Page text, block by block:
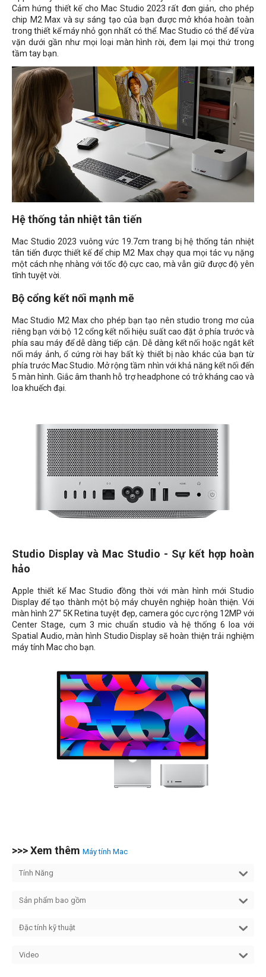
Cảm hứng thiết kế cho Mac Studio 2023 rất đơn giản, cho phép
chip M2 Max và sự sáng tạo của bạn được mở khóa hoàn toàn
trong thiết kế máy nhỏ gọn nhất có thể. Mac Studio có thể để vừa
vặn dưới gần như mọi loại màn hình rời, đem lại mọi thứ trong
tầm tay bạn.
Hệ thống tản nhiệt tân tiến
Mac Studio 2023 vuông vức 19.7cm trang bị hệ thống tản nhiệt
tân tiến được thiết kế để chip M2 Max chạy qua mọi tác vụ nặng
một cách nhẹ nhàng với tốc độ cực cao, mà vẫn giữ được độ yên
tĩnh tuyệt vời.
Bộ cổng kết nối mạnh mẽ
Mac Studio M2 Max cho phép bạn tạo nên studio trong mơ của
riêng bạn với bộ 12 cổng kết nối hiệu suất cao đặt ở phía trước và
phía sau máy để dễ dàng tiếp cận. Dễ dàng kết nối hoặc ngắt kết
nối máy ảnh, ổ cứng rời hay bất kỳ thiết bị nào khác của bạn từ
phía trước Mac Studio. Mở rộng tầm nhìn với khả năng kết nối đến
5 màn hình. Giắc âm thanh hỗ trợ headphone có trở kháng cao và
loa khuếch đại.
Studio Display và Mac Studio - Sự kết hợp hoàn
hảo
Apple thiết kế Mac Studio đồng thời với màn hình mới Studio
Display để tạo thành một bộ máy chuyên nghiệp hoàn thiện. Với
màn hình 27" 5K Retina tuyệt đẹp, camera góc cực rộng 12MP với
Center Stage, cụm 3 mic chuẩn studio và hệ thống 6 loa với
Spatial Audio, màn hình Studio Display sẽ hoàn thiện trải nghiệm
máy tính Mac cho bạn.
>>> Xem thêm Máy tính Mac
Tính Năng
Sản phẩm bao gồm
Đặc tính kỹ thuật
Video